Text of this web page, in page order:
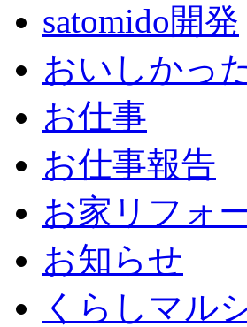
satomido開発
おいしかっ
お仕事
お仕事報告
お家リフォ
お知らせ
くらしマル